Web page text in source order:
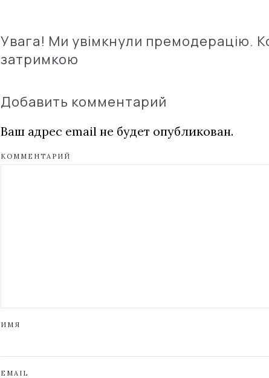
Увага! Ми увімкнули премодерацію.
затримкою
Добавить комментарий
Ваш адрес email не будет опубликован.
КОММЕНТАРИЙ
ИМЯ
EMAIL